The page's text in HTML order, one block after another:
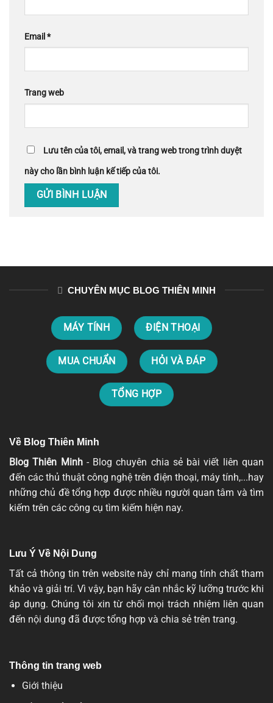
Email *
Trang web
Lưu tên của tôi, email, và trang web trong trình duyệt
này cho lần bình luận kế tiếp của tôi.
CHUYÊN MỤC BLOG THIÊN MINH
MÁY TÍNH ĐIỆN THOẠI
MUA CHUẨN HỎI VÀ ĐÁP
TỔNG HỢP
Về Blog Thiên Minh
Blog Thiên Minh- Blog chuyên chia sẻ bài viết liên quan
đến các thủ thuật công nghệ trên điện thoại, máy tính,...hay
những chủ đề tổng hợp được nhiều người quan tâm và tìm
kiếm trên các công cụ tìm kiếm hiện nay.
Lưu Ý Về Nội Dung
Tất cả thông tin trên website này chỉ mang tính chất tham
khảo và giải trí. Vì vậy, bạn hãy cân nhắc kỹ lưỡng trước khi
áp dụng. Chúng tôi xin từ chối mọi trách nhiệm liên quan
đến nội dung đã được tổng hợp và chia sẻ trên trang.
Thông tin trang web
Giới thiệu